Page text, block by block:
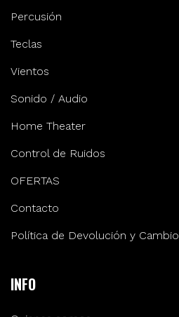
Percusión
Teclas
Vientos
Sonido / Audio
Home Theater
Control de Ruidos
OFERTAS
Contacto
Política de Devolución y Cambio
INFO